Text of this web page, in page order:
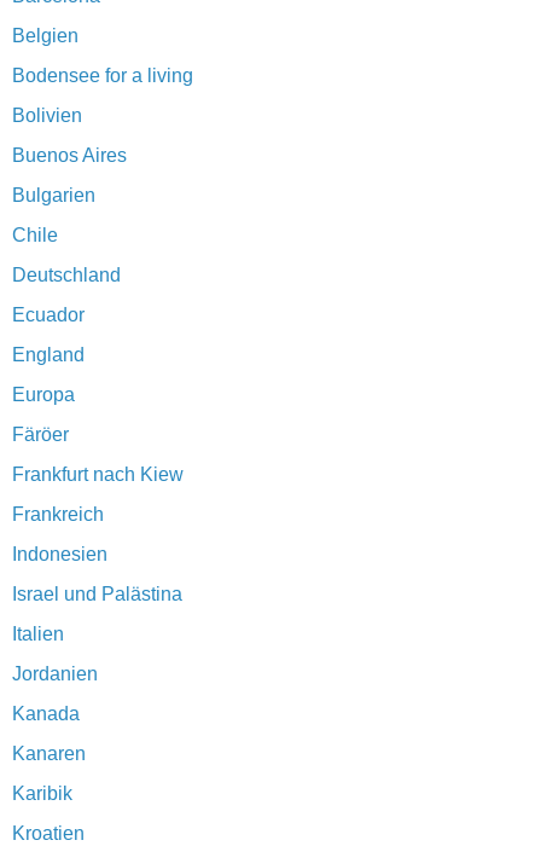
Belgien
Bodensee for a living
Bolivien
Buenos Aires
Bulgarien
Chile
Deutschland
Ecuador
England
Europa
Färöer
Frankfurt nach Kiew
Frankreich
Indonesien
Israel und Palästina
Italien
Jordanien
Kanada
Kanaren
Karibik
Kroatien